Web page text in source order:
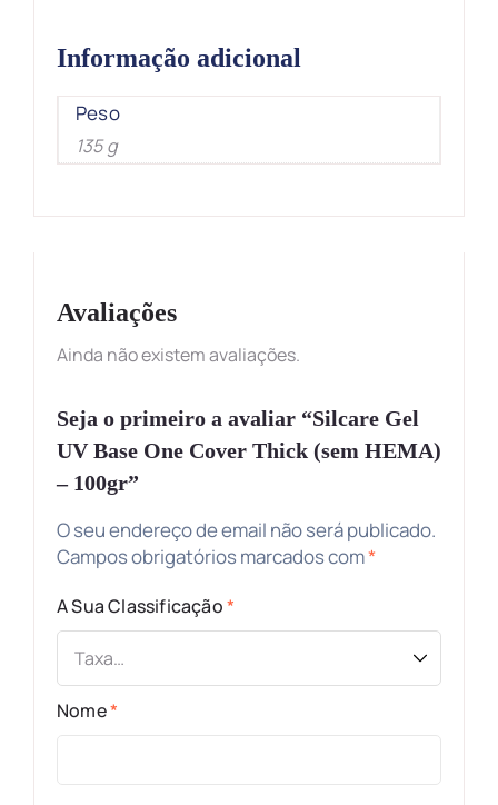
Informação adicional
Peso
135 g
Avaliações
Ainda não existem avaliações.
Seja o primeiro a avaliar “Silcare Gel
UV Base One Cover Thick (sem HEMA)
– 100gr”
O seu endereço de email não será publicado.
Campos obrigatórios marcados com*
A Sua Classificação*
Nome*